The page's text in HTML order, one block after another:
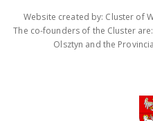
Website created by: Cluster of
The co-founders of the Cluster
Olsztyn and the